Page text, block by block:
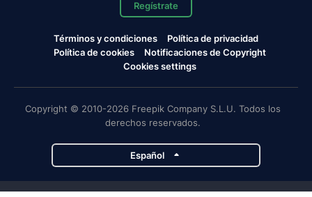
Regístrate
Términos y condiciones
Política de privacidad
Política de cookies
Notificaciones de Copyright
Cookies settings
Copyright © 2010-2026 Freepik Company S.L.U. Todos los
derechos reservados.
Español